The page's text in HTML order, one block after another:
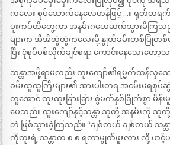
ကလေး စုပ်သောက်နေလေဟန်ဖြင့် …။ ရုတ်တရ
ပူးကပ်ထိတွေ့ကာ အနမ်းဂဟေဆက်သွားမိကြသည်
များက အိအိတွဲတွဲကလေးမို့ နွုတ်ခမ်းတစ်ပြုံတ
ပြီး ငုံစုပ်ပစ်လိုက်ချင်စရာ ကောင်းနေသေးတော့
သန္တာအဖို့ရာမလည်း ထူးကျော်၏ရမ္မက်ထန်လှ
ခမ်းထူထူကြီးများ၏ အားပါးတရ အငမ်းမရ
တူအောင် ထူးထူးခြားခြား စွဲမက်နှစ်ခြိုက်စွာ မိန်
ပေသည်။ ထူးကျော်နှင့်သန္တာ သူတို့ အနမ်းကို သူ
ဘဲ ဖြစ်သွားခဲ့ကြသည်။ “ချစ်တယ် ချစ်တယ် သ
ကိုထူးရဲ့ သန္တာက စ စ ရတာမွုတ်ဖူးလား လို့ ဟင့်